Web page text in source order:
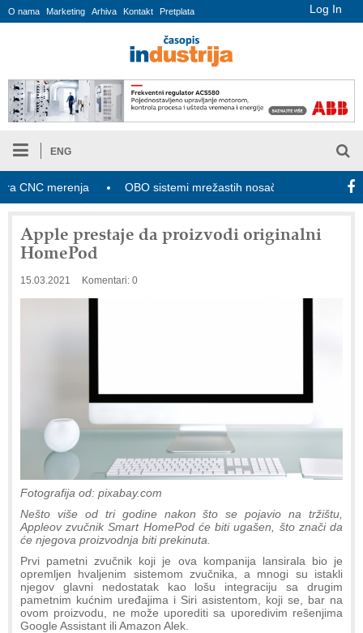
Log In
O nama Marketing Arhiva Kontakt Pretplata
ENG
merenja OBO sistemi mrežastih nosača kablova
Apple prestaje da proizvodi originalni
HomePod
15.03.2021 Komentari: 0
Fotografija od: pixabay.com
Nešto više od tri godine nakon što se pojavio na tržištu,
Appleov zvučnik Smart HomePod će biti ugašen, što znači da
će njegova proizvodnja biti prekinuta.
Prvi pametni zvučnik koji je ova kompanija lansirala bio je
opremljen hvaljenim sistemom zvučnika, a mnogi su istakli
njegov glavni nedostatak kao lošu integraciju sa drugim
pametnim kućnim uređajima i Siri asistentom, koji se, bar na
ovom proizvodu, ne može uporediti sa uporedivim rešenjima
Google Assistant ili Amazon Alek.